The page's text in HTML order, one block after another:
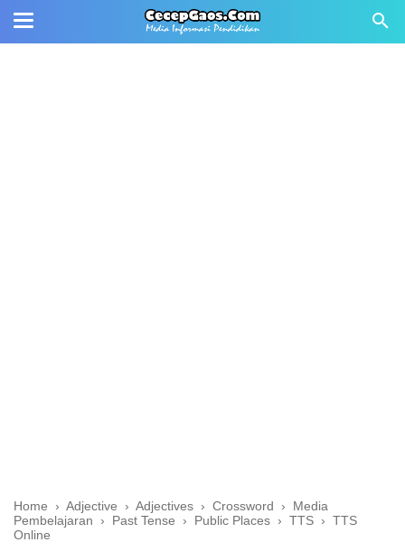
Home › Adjective › Adjectives › Crossword › Media
Pembelajaran
› Past Tense › Public Places › TTS › TTS
Online